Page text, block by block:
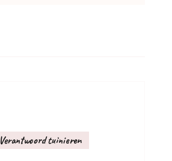
Verantwoord tuinieren